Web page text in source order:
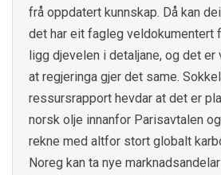
frå oppdatert kunnskap. Då kan
det har eit fagleg veldokumentert
ligg djevelen i detaljane, og det er
at regjeringa gjer det same.
ressursrapport hevdar at det er
norsk olje innanfor Parisavtalen
rekne med altfor stort globalt
Noreg kan ta nye